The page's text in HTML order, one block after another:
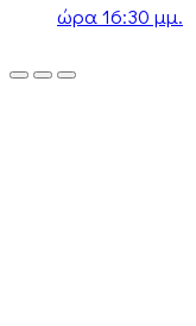
ώρα 16:30 μμ.